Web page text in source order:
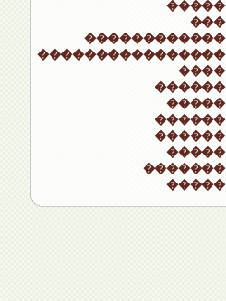
�����
���
������������
����������������
����
������
�����
������
������
�����
�������
�����